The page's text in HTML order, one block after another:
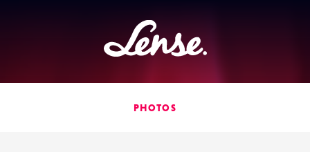
Lense
PHOTOS